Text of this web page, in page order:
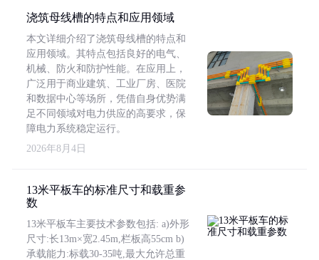
浇筑母线槽的特点和应用领域
本文详细介绍了浇筑母线槽的特点和
应用领域。其特点包括良好的电气、
机械、防火和防护性能。在应用上，
广泛用于商业建筑、工业厂房、医院
和数据中心等场所，凭借自身优势满
足不同领域对电力供应的高要求，保
障电力系统稳定运行。
2026年8月4日
13米平板车的标准尺寸和载重参
数
13米平板车主要技术参数包括: a)外形
尺寸:长13m×宽2.45m,栏板高55cm b)
承载能力:标载30-35吨,最大允许总重